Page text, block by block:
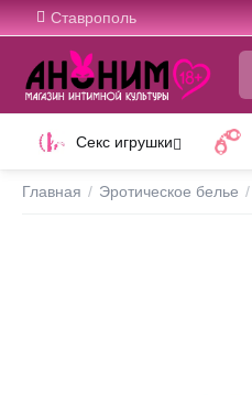
Ставрополь
Секс игрушки
Главная / Эротическое белье /